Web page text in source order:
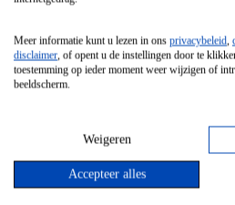
Vrijstaande Magnetron
Vrijstaande Kookplaat
Inbouw Gaskookplaat
Inbouw Keramische Kookplaat
Kookplaat Accessoires
Meer informatie kunt u lezen in ons privacybeleid,
disclaimer, of opent u de instellingen door te
toestemming op ieder moment weer wijzigen of
beeldscherm.
Weigeren
Accepteer alles